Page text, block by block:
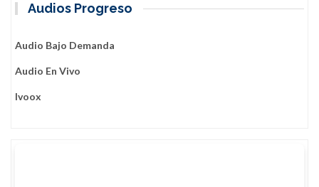
Audios Progreso
Audio Bajo Demanda
Audio En Vivo
Ivoox